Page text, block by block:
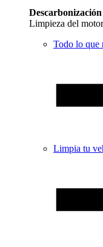
Descarbonización
Limpieza del
Todo lo que
Limpia tu